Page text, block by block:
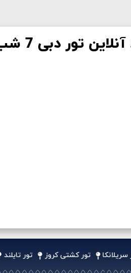
تور دبی 7 شب از اصفهان
سریلانکا تور کشتی کروز تور تایلند